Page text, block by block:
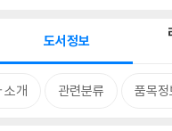
도서정보
소개 관련분류 품목정